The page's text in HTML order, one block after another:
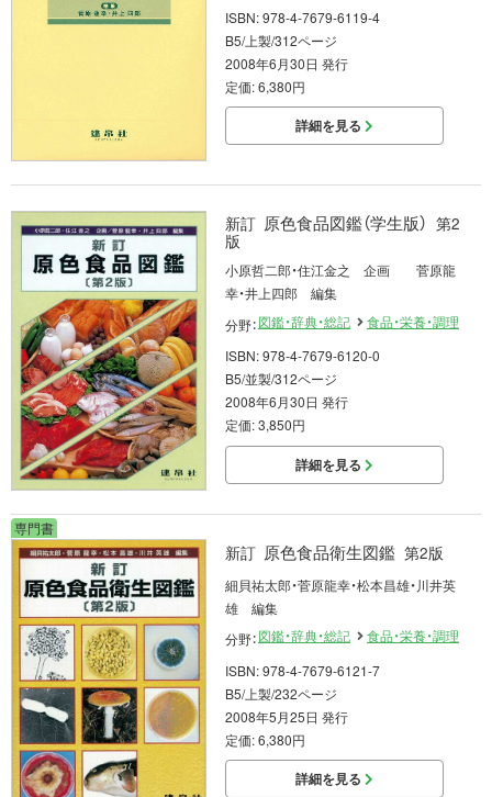
ISBN: 978-4-7679-6119-4
B5/上製/312ページ
2008年6月30日 発行
定価: 6,380円
詳細を見る
新訂 原色食品図鑑（学生版） 第2
版
小原哲二郎・住江金之 企画 菅原龍
幸・井上四郎 編集
分野：図鑑・辞典・総記
食品・栄養・調理
ISBN: 978-4-7679-6120-0
B5/並製/312ページ
2008年6月30日 発行
定価: 3,850円
詳細を見る
専門書
新訂 原色食品衛生図鑑 第2版
細貝祐太郎・菅原龍幸・松本昌雄・川井英
雄 編集
分野：図鑑・辞典・総記
食品・栄養・調理
ISBN: 978-4-7679-6121-7
B5/上製/232ページ
2008年5月25日 発行
定価: 6,380円
詳細を見る